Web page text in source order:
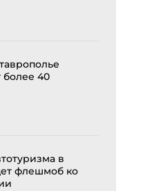
40
в
флешмоб ко